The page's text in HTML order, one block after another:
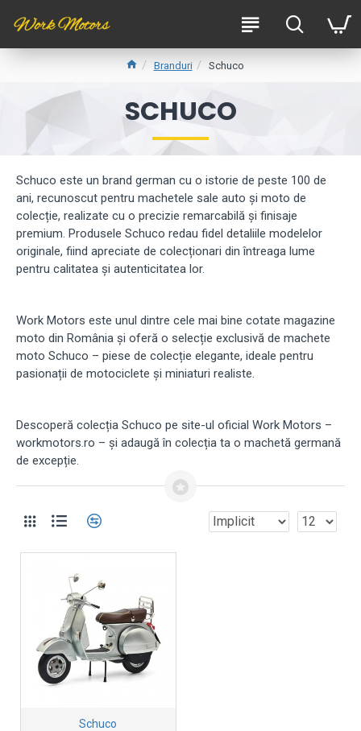
Branduri Schuco
SCHUCO
Schuco este un brand german cu o istorie de peste 100 de
ani, recunoscut pentru machetele sale auto și moto de
colecție, realizate cu o precizie remarcabilă și finisaje
premium. Produsele Schuco redau fidel detaliile modelelor
originale, fiind apreciate de colecționari din întreaga lume
pentru calitatea și autenticitatea lor.
Work Motors este unul dintre cele mai bine cotate magazine
moto din România și oferă o selecție exclusivă de machete
moto Schuco – piese de colecție elegante, ideale pentru
pasionații de motociclete și miniaturi realiste.
Descoperă colecția Schuco pe site-ul oficial Work Motors –
workmotors.ro – și adaugă în colecția ta o machetă germană
de excepție.
Schuco